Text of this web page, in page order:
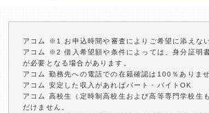
アコム ※1 お申込時間や審査によりご希望に添えな
アコム ※2 借入希望額や条件によっては、身分証明
が必要となる場合があります。
アコム 勤務先への電話での在籍確認は100％ありませ
アコム 安定した収入があればパート・バイトOK
アコム 高校生（定時制高校生および高等専門学校生
だけません。